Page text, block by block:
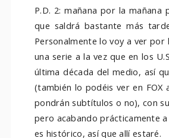
P.D. 2: mañana por la mañana
que saldrá bastante más
Personalmente lo voy a ver
una serie a la vez que en los
última década del medio, así
(también lo podéis ver en
pondrán subtítulos o no), con
pero acabando prácticamente
es histórico, así que allí estaré.